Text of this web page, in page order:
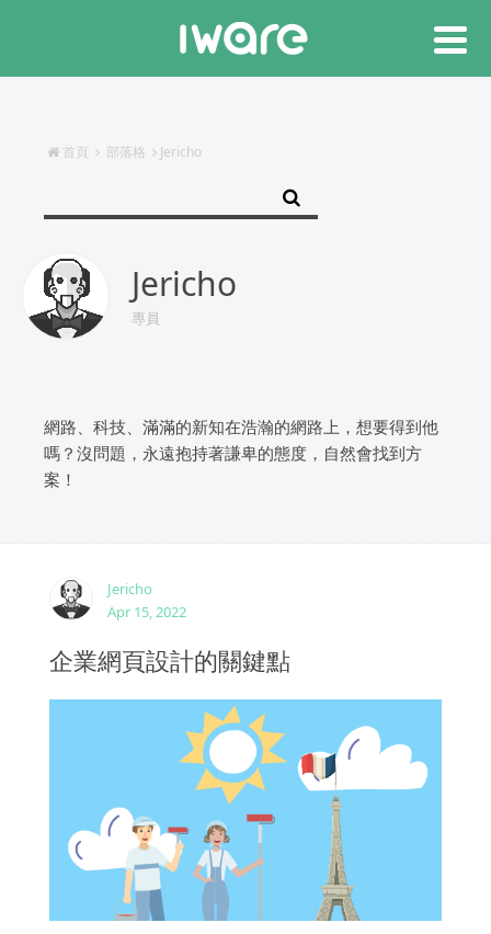
首頁 部落格 Jericho
Jericho
專員
網路、科技、滿滿的新知在浩瀚的網路上，想要得到他
嗎？沒問題，永遠抱持著謙卑的態度，自然會找到方
案！
Jericho
Apr 15, 2022
企業網頁設計的關鍵點